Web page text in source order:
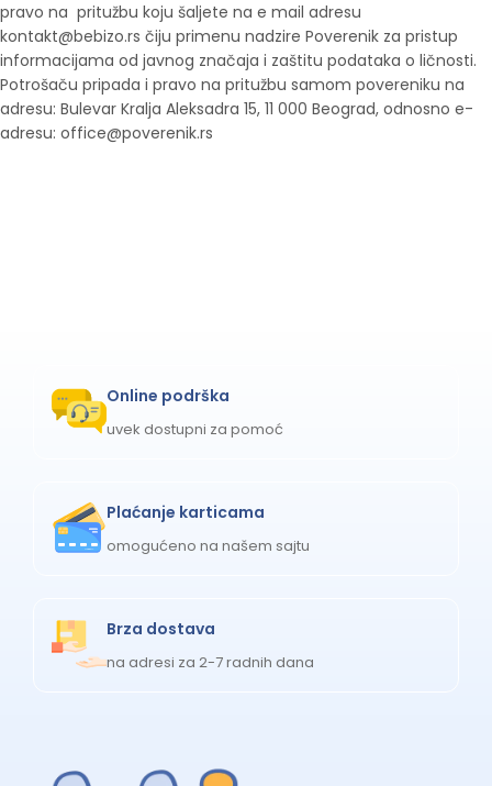
pravo na pritužbu koju šaljete na e mail adresu
kontakt@bebizo.rs čiju primenu nadzire Poverenik za pristup
informacijama od javnog značaja i zaštitu podataka o ličnosti.
Potrošaču pripada i pravo na pritužbu samom povereniku na
adresu: Bulevar Kralja Aleksadra 15, 11 000 Beograd, odnosno e-
adresu: office@poverenik.rs
Online podrška
uvek dostupni za pomoć
Plaćanje karticama
omogućeno na našem sajtu
Brza dostava
na adresi za 2-7 radnih dana